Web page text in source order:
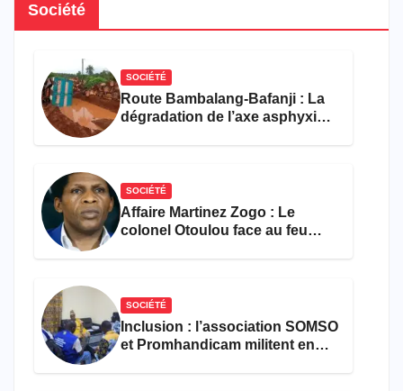
Société
SOCIÉTÉ
Route Bambalang-Bafanji : La
dégradation de l’axe asphyxie
SOCIÉTÉ
Affaire Martinez Zogo : Le
colonel Otoulou face au feu
SOCIÉTÉ
Inclusion : l’association SOMSO
et Promhandicam militent en